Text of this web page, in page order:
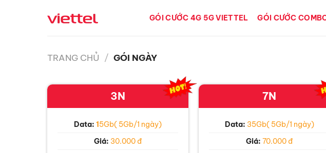
GÓI CƯỚC 4G 5G VIETTEL GÓI CƯỚC
TRANG CHỦ / GÓI NGÀY
3N
Data: 15Gb( 5Gb/1 ngày)
Giá: 30.000 đ
7N
Data: 35Gb( 5Gb/1 ngày)
Giá: 70.000 đ